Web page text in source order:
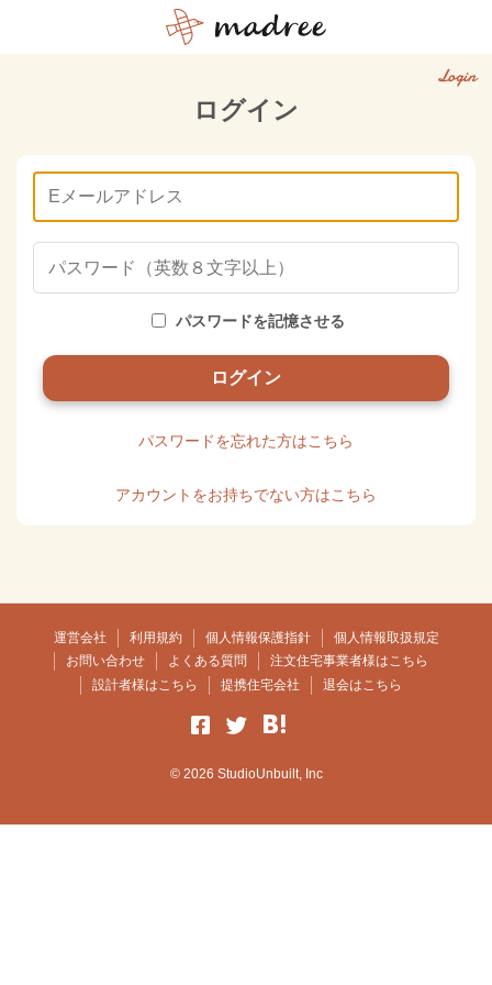
Login
ログイン
パスワードを記憶させる
パスワードを忘れた方はこちら
アカウントをお持ちでない方はこちら
運営会社 利用規約 個人情報保護指針
個人情報取扱規定
お問い合わせ
よくある質問
注文住宅事業者様はこちら
設計者様はこちら
提携住宅会社 退会はこちら
© 2026 StudioUnbuilt, Inc